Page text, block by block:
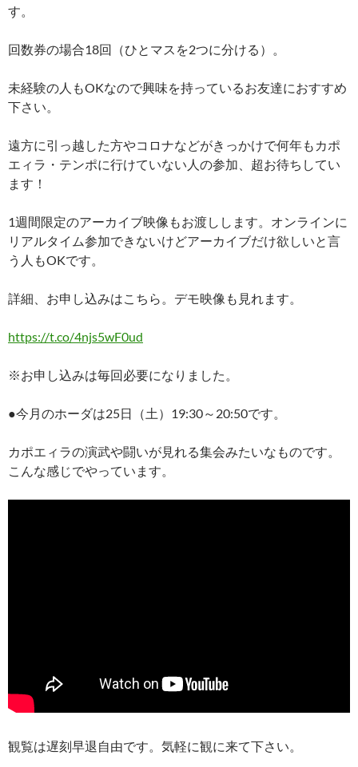
す。
回数券の場合18回（ひとマスを2つに分ける）。
未経験の人もOKなので興味を持っているお友達におすすめ
下さい。
遠方に引っ越した方やコロナなどがきっかけで何年もカポ
エィラ・テンポに行けていない人の参加、超お待ちしてい
ます！
1週間限定のアーカイブ映像もお渡しします。オンラインに
リアルタイム参加できないけどアーカイブだけ欲しいと言
う人もOKです。
詳細、お申し込みはこちら。デモ映像も見れます。
https://t.co/4njs5wF0ud
※お申し込みは毎回必要になりました。
●今月のホーダは25日（土）19:30～20:50です。
カポエィラの演武や闘いが見れる集会みたいなものです。
こんな感じでやっています。
観覧は遅刻早退自由です。気軽に観に来て下さい。